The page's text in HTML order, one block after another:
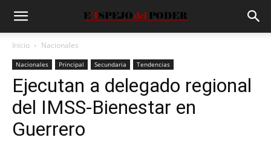
Inicio Nacionales
Nacionales Principal Secundaria Tendencias
Ejecutan a delegado regional
del IMSS-Bienestar en
Guerrero